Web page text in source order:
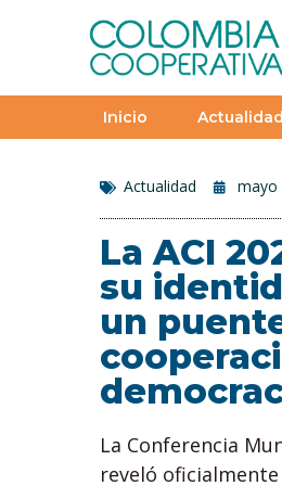
Inicio Actualidad
Actualidad mayo
La ACI
su
un
La Conferencia
reveló